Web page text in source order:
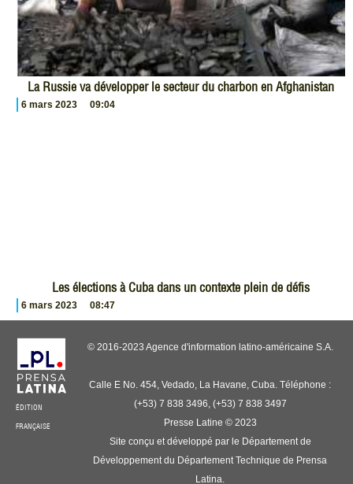
La Russie va développer le secteur du charbon en Afghanistan
6 mars 2023 09:04
Les élections à Cuba dans un contexte plein de défis
6 mars 2023 08:47
ÉDITION
FRANÇAISE
© 2016-2023 Agence d'information latino-américaine S.A.
Calle E No. 454, Vedado, La Havane, Cuba. Téléphone :
(+53) 7 838 3496, (+53) 7 838 3497
Presse Latine © 2023
Site conçu et développé par le Département de
Développement du Département Technique de Prensa
Latina.